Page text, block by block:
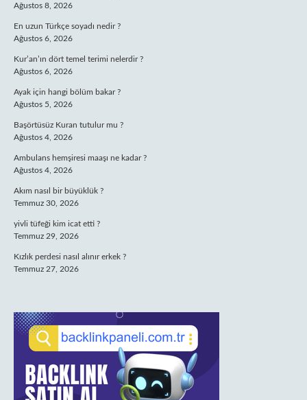
Ağustos 8, 2026
En uzun Türkçe soyadı nedir ?
Ağustos 6, 2026
Kur’an’ın dört temel terimi nelerdir ?
Ağustos 6, 2026
Ayak için hangi bölüm bakar ?
Ağustos 5, 2026
Başörtüsüz Kuran tutulur mu ?
Ağustos 4, 2026
Ambulans hemşiresi maaşı ne kadar ?
Ağustos 4, 2026
Akım nasıl bir büyüklük ?
Temmuz 30, 2026
yivli tüfeği kim icat etti ?
Temmuz 29, 2026
Kızlık perdesi nasıl alınır erkek ?
Temmuz 27, 2026